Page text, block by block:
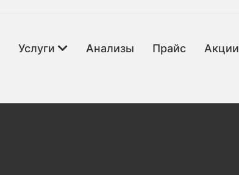
Услуги Анализы Прайс Акции